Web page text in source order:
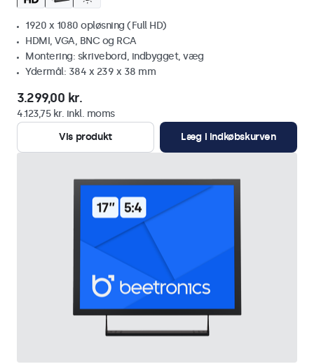
1920 x 1080 opløsning (Full HD)
HDMI, VGA, BNC og RCA
Montering: skrivebord, indbygget, væg
Ydermål: 384 x 239 x 38 mm
3.299,00 kr.
4.123,75 kr. inkl. moms
Vis produkt
Læg i indkøbskurven